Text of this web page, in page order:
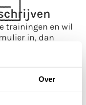
Over
trainingen en wil
in, dan
met je op.
voor
je dan aan